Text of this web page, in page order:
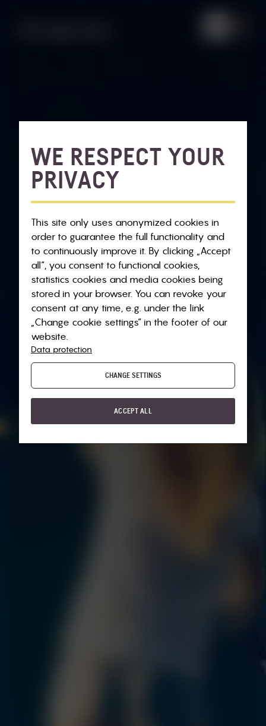
WE RESPECT YOUR
PRIVACY
This site only uses anonymized cookies in
order to guarantee the full functionality and
to continuously improve it. By clicking „Accept
all“, you consent to functional cookies,
statistics cookies and media cookies being
stored in your browser. You can revoke your
consent at any time, e.g. under the link
„Change cookie settings“ in the footer of our
website.
Data protection
CHANGE SETTINGS
ACCEPT ALL